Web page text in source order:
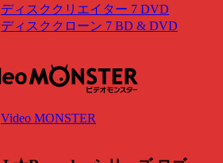
ディスククリエイター 7 DVD
ディスククローン 7 BD & DVD
Video MONSTER